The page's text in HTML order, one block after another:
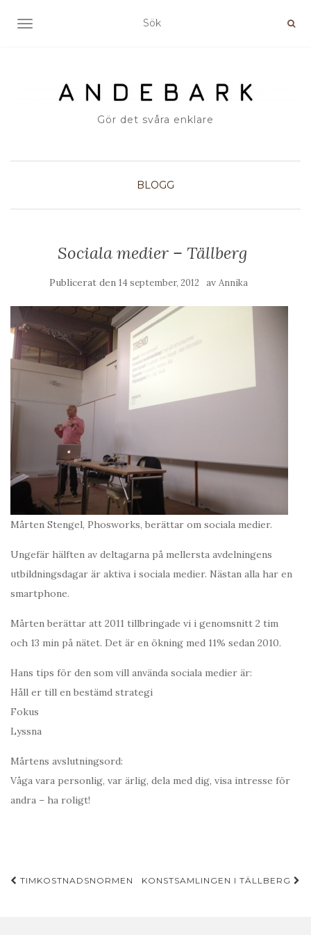
SLÅ PÅ/AV NAVIGERING
Gör det svåra enklare
BLOGG
Sociala medier – Tällberg
Publicerat den 14 september, 2012 av Annika
Mårten Stengel, Phosworks, berättar om sociala medier.
Ungefär hälften av deltagarna på mellersta avdelningens
utbildningsdagar är aktiva i sociala medier. Nästan alla har en
smartphone.
Mårten berättar att 2011 tillbringade vi i genomsnitt 2 tim
och 13 min på nätet. Det är en ökning med 11% sedan 2010.
Hans tips för den som vill använda sociala medier är:
Håll er till en bestämd strategi
Fokus
Lyssna
Mårtens avslutningsord:
Våga vara personlig, var ärlig, dela med dig, visa intresse för
andra – ha roligt!
Inläggsnavigering
TIMKOSTNADSNORMEN KONSTSAMLINGEN I TÄLLBERG